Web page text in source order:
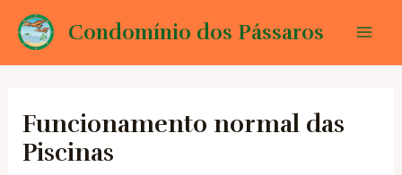
para
Condomínio dos Pássaros
Funcionamento normal das
Piscinas